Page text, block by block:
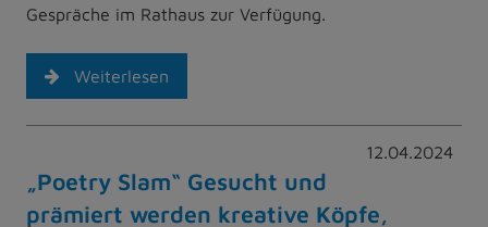
Gespräche im Rathaus zur Verfügung.
Weiterlesen
12.04.2024
„Poetry Slam“ Gesucht und
prämiert werden kreative Köpfe,